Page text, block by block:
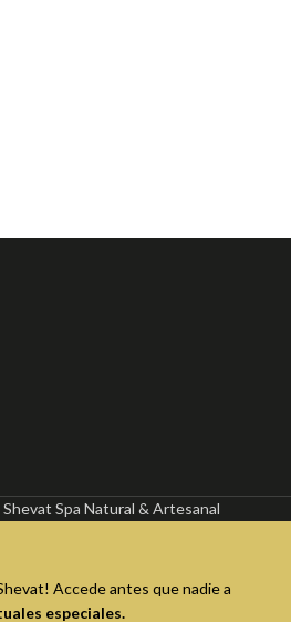
Spa Natural & Artesanal
Accede antes que nadie a
especiales.